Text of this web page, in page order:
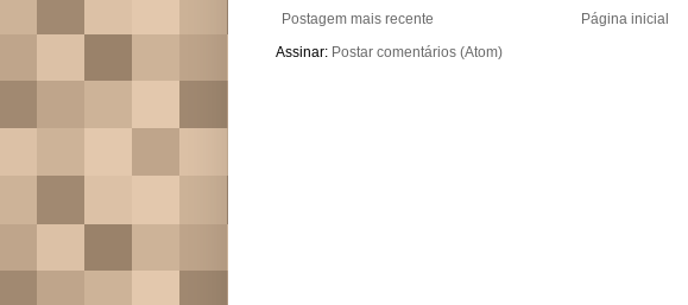
Postagem mais recente
Página inicial
Assinar: Postar comentários (Atom)